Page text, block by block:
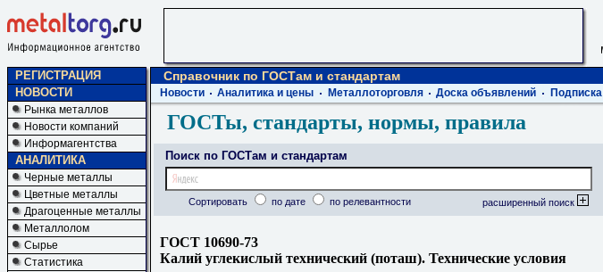
РЕГИСТРАЦИЯ
НОВОСТИ
Рынка металлов
Новости компаний
Информагентства
АНАЛИТИКА
Черные металлы
Цветные металлы
Драгоценные металлы
Металлолом
Сырье
Статистика
Справочник по ГОСТам и стандартам
Новости Аналитика и цены Металлоторговля Доска объявлений Подписка
ГОСТы, стандарты, нормы, правила
Поиск по ГОСТам и стандартам
Сортировать по дате по релевантности расширенный поиск
ГОСТ 10690-73
Калий углекислый технический (поташ). Технические условия